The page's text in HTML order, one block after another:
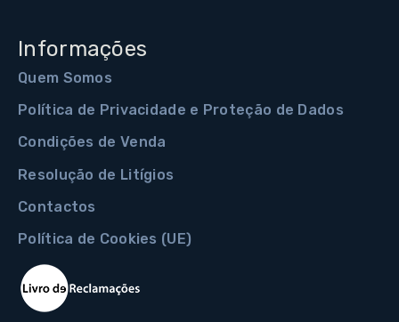
Informações
Quem Somos
Política de Privacidade e Proteção de Dados
Condições de Venda
Resolução de Litígios
Contactos
Política de Cookies (UE)